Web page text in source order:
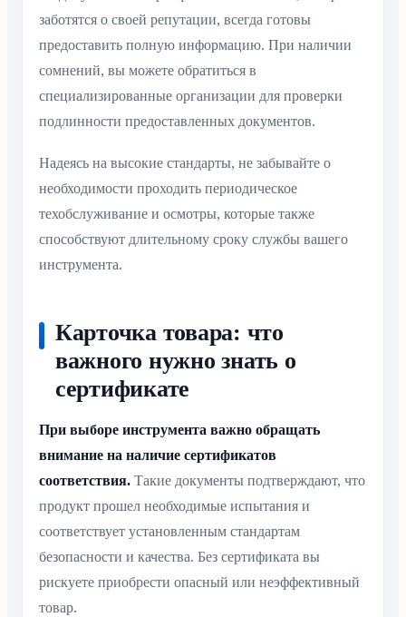
заботятся о своей репутации, всегда готовы
предоставить полную информацию. При наличии
сомнений, вы можете обратиться в
специализированные организации для проверки
подлинности предоставленных документов.
Надеясь на высокие стандарты, не забывайте о
необходимости проходить периодическое
техобслуживание и осмотры, которые также
способствуют длительному сроку службы вашего
инструмента.
Карточка товара: что
важного нужно знать о
сертификате
При выборе инструмента важно обращать
внимание на наличие сертификатов
соответствия. Такие документы подтверждают, что
продукт прошел необходимые испытания и
соответствует установленным стандартам
безопасности и качества. Без сертификата вы
рискуете приобрести опасный или неэффективный
товар.